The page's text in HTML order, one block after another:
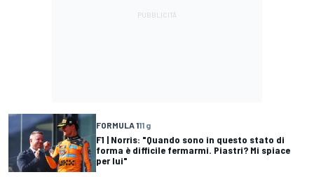
FORMULA 111 g
F1 | Norris: "Quando sono in questo stato di
forma è difficile fermarmi. Piastri? Mi spiace
per lui"